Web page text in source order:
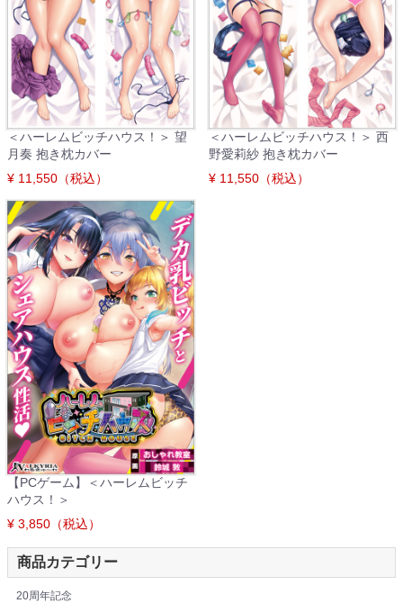
＜ハーレムビッチハウス！＞ 望
月奏 抱き枕カバー
¥ 11,550（税込）
＜ハーレムビッチハウス！＞ 西
野愛莉紗 抱き枕カバー
¥ 11,550（税込）
【PCゲーム】＜ハーレムビッチ
ハウス！＞
¥ 3,850（税込）
商品カテゴリー
20周年記念